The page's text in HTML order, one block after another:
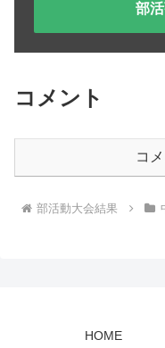
部
コメント
コ
部活動大会結果
HOME